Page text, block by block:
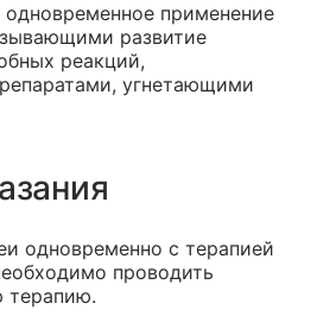
применение
развитие
реакций,
угнетающими
одновременно с терапией
проводить
терапию.